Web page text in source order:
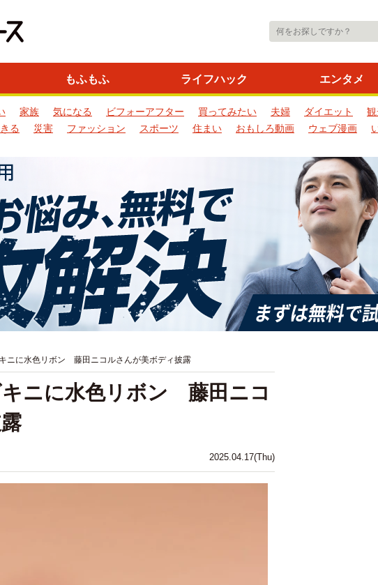
もふもふ ライフハック エンタメ
家族 気になる ビフォーアフター 買ってみたい 夫婦 ダイエット
る
災害 ファッション スポーツ 住まい おもしろ動画 ウェブ漫画
ニに水色リボン 藤田ニコルさんが美ボディ披露
2025.04.17(Thu)
ニに水色リボン 藤田ニコ